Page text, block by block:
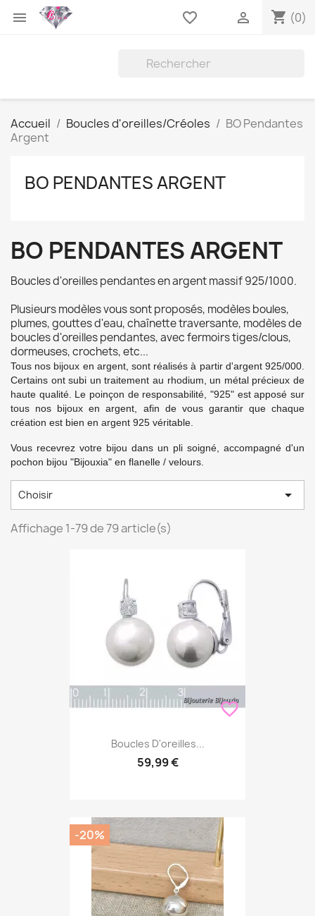
 shopping_cart (0)

favorite_border
Accueil Boucles d'oreilles/Créoles
BO Pendantes
Argent
BO PENDANTES ARGENT
BO PENDANTES ARGENT
Boucles d'oreilles pendantes en argent massif 925/1000.
Plusieurs modèles vous sont proposés, modèles boules,
plumes, gouttes d'eau, chaînette traversante, modèles de
boucles d'oreilles pendantes, avec fermoirs tiges/clous,
dormeuses, crochets, etc...
Tous nos bijoux en argent, sont réalisés à partir d'argent 925/000.
Certains ont subi un traitement au rhodium, un métal précieux de
haute qualité. Le poinçon de responsabilité, "925" est apposé sur
tous nos bijoux en argent, afin de vous garantir que chaque
création est bien en argent 925 véritable.
Vous recevrez votre bijou dans un pli soigné, accompagné d'un
pochon bijou "Bijouxia" en flanelle / velours.
Choisir 
Affichage 1-79 de 79 article(s)
favorite_border
Boucles D'oreilles...
59,99 €
-20%